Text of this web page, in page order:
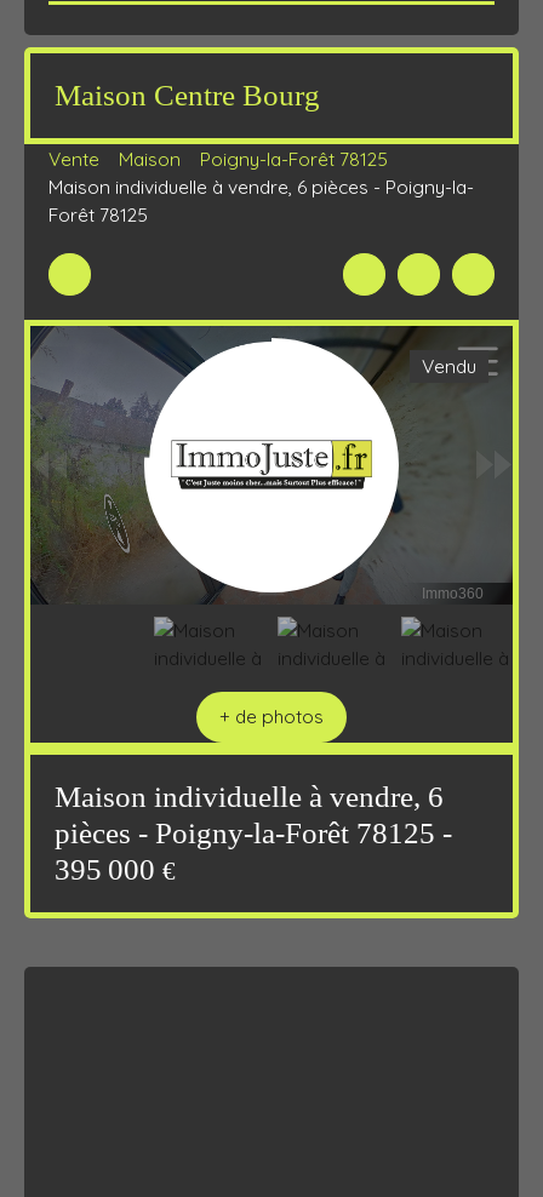
Maison Centre Bourg
Vente Maison
Poigny-la-Forêt 78125
Maison individuelle à vendre, 6 pièces - Poigny-la-
Forêt 78125
Vendu
+ de photos
Maison individuelle à vendre, 6
pièces - Poigny-la-Forêt 78125 -
395 000 €